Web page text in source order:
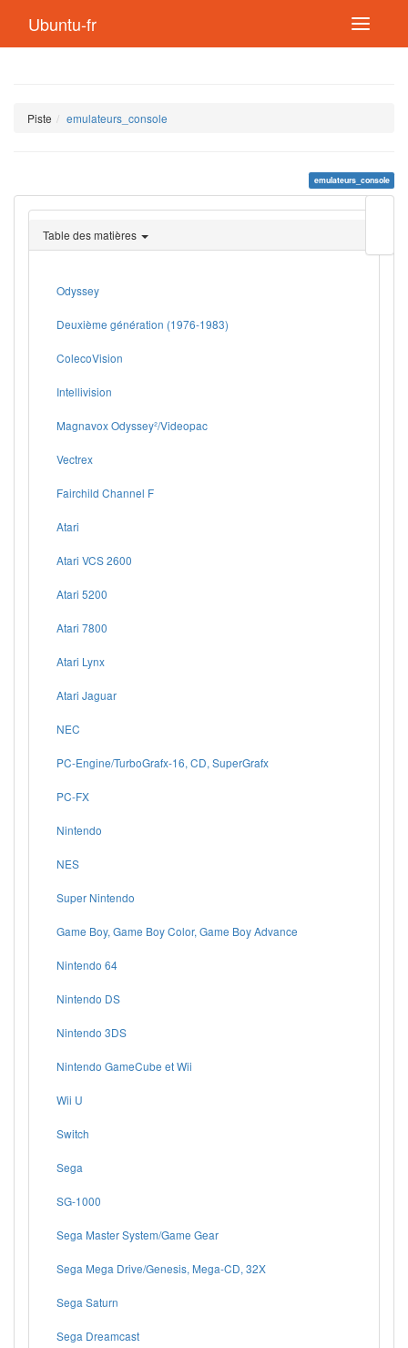
Ubuntu-fr
Piste emulateurs_console
emulateurs_console
page
Table des matières
Odyssey
Deuxième génération (1976-1983)
ColecoVision
Intellivision
Magnavox Odyssey²/Videopac
Vectrex
Fairchild Channel F
Atari
Atari VCS 2600
Atari 5200
Atari 7800
Atari Lynx
Atari Jaguar
NEC
PC-Engine/TurboGrafx-16, CD, SuperGrafx
PC-FX
Nintendo
NES
Super Nintendo
Game Boy, Game Boy Color, Game Boy Advance
Nintendo 64
Nintendo DS
Nintendo 3DS
Nintendo GameCube et Wii
Wii U
Switch
Sega
SG-1000
Sega Master System/Game Gear
Sega Mega Drive/Genesis, Mega-CD, 32X
Sega Saturn
Sega Dreamcast